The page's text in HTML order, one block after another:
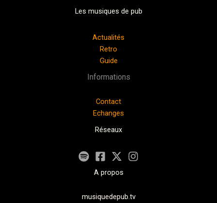
Les musiques de pub
Actualités
Retro
Guide
Informations
Contact
Echanges
Réseaux
A propos
musiquedepub.tv